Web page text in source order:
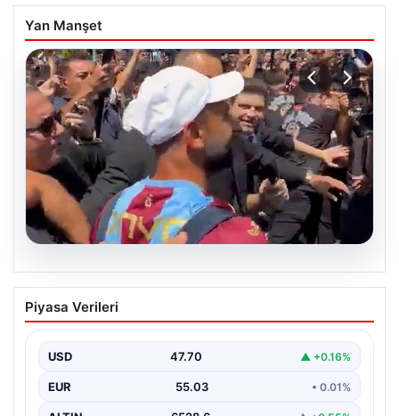
Yan Manşet
05.08.2026
Mohamed Salah’tan Tarihi İlk Üçlü
Başarı
önemli bir dönüm noktasına imza attı. Takımının
hücum…
Piyasa Verileri
USD 47.70 ▲ +0.16%
EUR 55.03 • 0.01%